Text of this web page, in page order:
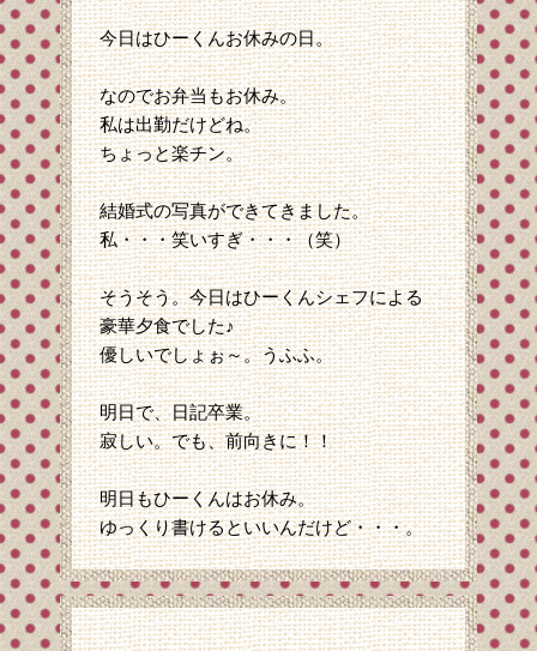
今日はひーくんお休みの日。
なのでお弁当もお休み。
私は出勤だけどね。
ちょっと楽チン。
結婚式の写真ができてきました。
私・・・笑いすぎ・・・（笑）
そうそう。今日はひーくんシェフによる
豪華夕食でした♪
優しいでしょぉ～。うふふ。
明日で、日記卒業。
寂しい。でも、前向きに！！
明日もひーくんはお休み。
ゆっくり書けるといいんだけど・・・。